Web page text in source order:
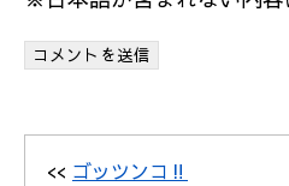
<< ゴッツンコ‼